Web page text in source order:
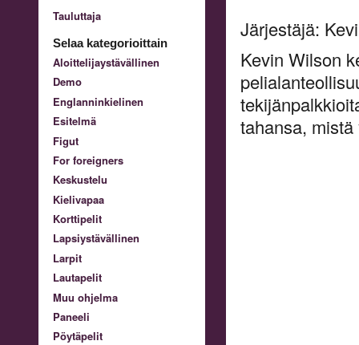
Tauluttaja
Selaa kategorioittain
Aloittelijaystävällinen
Demo
Englanninkielinen
Esitelmä
Figut
For foreigners
Keskustelu
Kielivapaa
Korttipelit
Lapsiystävällinen
Larpit
Lautapelit
Muu ohjelma
Paneeli
Pöytäpelit
Järjestäjä:
Kevin Wilson
tahansa,